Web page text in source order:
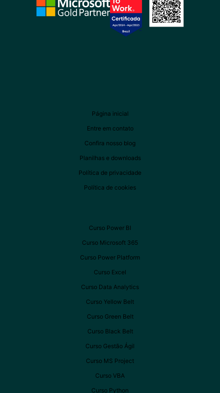
Página inicial
Entre em contato
Confira nosso blog
Planilhas e downloads
Política de privacidade
Política de cookies
Curso Power BI
Curso Microsoft 365
Curso Power Platform
Curso Excel
Curso Data Analytics
Curso Yellow Belt
Curso Green Belt
Curso Black Belt
Curso Gestão Ágil
Curso MS Project
Curso VBA
Curso Python